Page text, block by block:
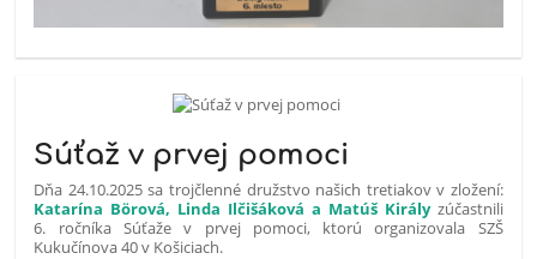
Súťaž v prvej pomoci
Dňa 24.10.2025 sa trojčlenné družstvo našich tretiakov v zložení:
Katarína Börová, Linda Ilčišáková a Matúš Királyzúčastnili
6. ročníka Súťaže v prvej pomoci, ktorú organizovala SZŠ
Kukučínova 40 v Košiciach.